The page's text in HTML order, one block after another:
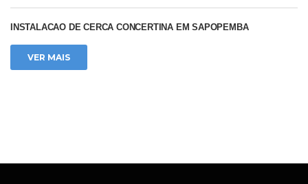
INSTALACAO DE CERCA CONCERTINA EM SAPOPEMBA
VER MAIS
Precisa de Ajuda?
Orçamento Online